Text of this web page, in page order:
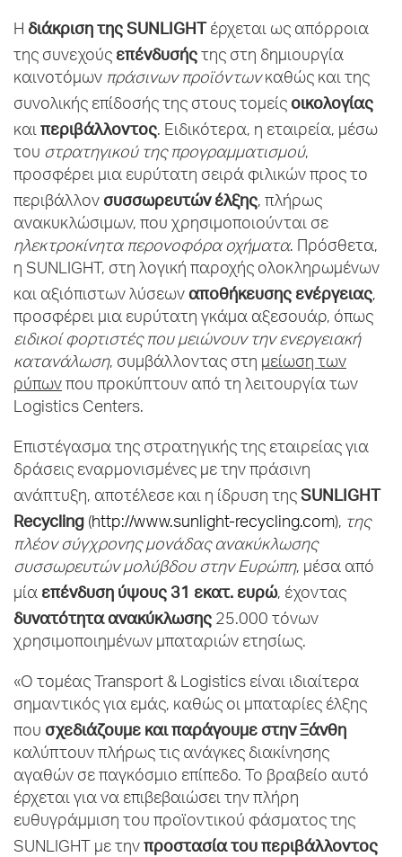
Η διάκριση τηςSUNLIGHT έρχεται ως απόρροια
της συνεχούς επένδυσής της στη δημιουργία
καινοτόμων πράσινων προϊόντωνκαθώς και της
συνολικής επίδοσής της στους τομείς οικολογίας
και περιβάλλοντος. Ειδικότερα, η εταιρεία, μέσω
του στρατηγικού της προγραμματισμού,
προσφέρει μια ευρύτατη σειρά φιλικών προς το
περιβάλλον συσσωρευτών έλξης, πλήρως
ανακυκλώσιμων, που χρησιμοποιούνται σε
ηλεκτροκίνητα περονοφόρα οχήματα. Πρόσθετα,
η SUNLIGHT, στη λογική παροχής ολοκληρωμένων
και αξιόπιστων λύσεων αποθήκευσης ενέργειας,
προσφέρει μια ευρύτατη γκάμα αξεσουάρ, όπως
ειδικοί φορτιστές που μειώνουν την ενεργειακή
κατανάλωση, συμβάλλοντας στη μείωση των
ρύπων που προκύπτουν από τη λειτουργία των
Logistics Centers.
Επιστέγασμα της στρατηγικής της εταιρείας για
δράσεις εναρμονισμένες με την πράσινη
ανάπτυξη, αποτέλεσε και η ίδρυση της SUNLIGHT
Recycling (http://www.sunlight-recycling.com), της
πλέον σύγχρονης μονάδας ανακύκλωσης
συσσωρευτών μολύβδου στην Ευρώπη, μέσα από
μία επένδυση ύψους 31 εκατ. ευρώ, έχοντας
δυνατότητα ανακύκλωσης 25.000 τόνων
χρησιμοποιημένων μπαταριών ετησίως.
«Ο τομέας Transport & Logistics είναι ιδιαίτερα
σημαντικός για εμάς, καθώς οι μπαταρίες έλξης
που σχεδιάζουμε και παράγουμε στην Ξάνθη
καλύπτουν πλήρως τις ανάγκες διακίνησης
αγαθών σε παγκόσμιο επίπεδο. Το βραβείο αυτό
έρχεται για να επιβεβαιώσει την πλήρη
ευθυγράμμιση του προϊοντικού φάσματος της
SUNLIGHT με την προστασία του περιβάλλοντος